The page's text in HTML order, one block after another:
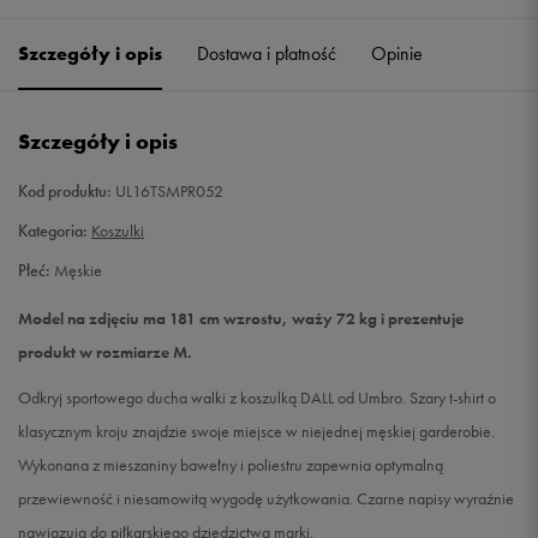
M Powiadom o dostępności
XXL Powiadom o dostępności
Szczegóły i opis Dostawa i płatność Opinie
Szczegóły i opis
Kod produktu: UL16TSMPR052
Kategoria: Koszulki
Płeć: Męskie
Model na zdjęciu ma 181 cm wzrostu, waży 72 kg i prezentuje
produkt w rozmiarze M.
Odkryj sportowego ducha walki z koszulką DALL od Umbro. Szary t-shirt o
klasycznym kroju znajdzie swoje miejsce w niejednej męskiej garderobie.
Wykonana z mieszaniny bawełny i poliestru zapewnia optymalną
przewiewność i niesamowitą wygodę użytkowania. Czarne napisy wyraźnie
nawiązują do piłkarskiego dziedzictwa marki.